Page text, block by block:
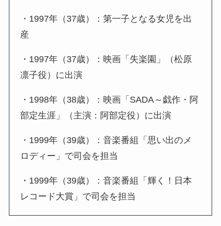
・1997年（37歳）：第一子となる女児を出
産
・1997年（37歳）：映画「失楽園」（松原
凛子役）に出演
・1998年（38歳）：映画「SADA～戯作・阿
部定生涯」（主演：阿部定役）に出演
・1999年（39歳）：音楽番組「思い出のメ
ロディー」で司会を担当
・1999年（39歳）：音楽番組「輝く！日本
レコード大賞」で司会を担当